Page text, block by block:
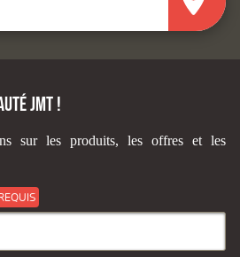
JMT !
sur les produits, les offres et les